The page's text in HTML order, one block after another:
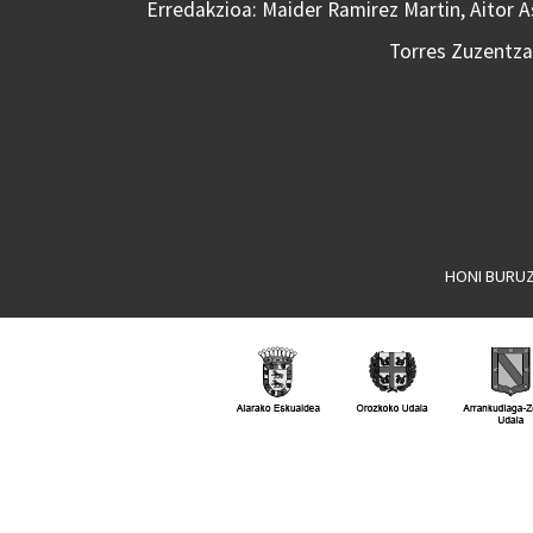
Erredakzioa: Maider Ramirez Martin, Aitor
Torres
HONI BURUZ